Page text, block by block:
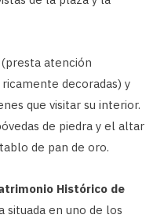
atención
decoradas) y
que visitar su interior.
de piedra y el altar
de pan de oro.
Histórico de
situada en uno de los